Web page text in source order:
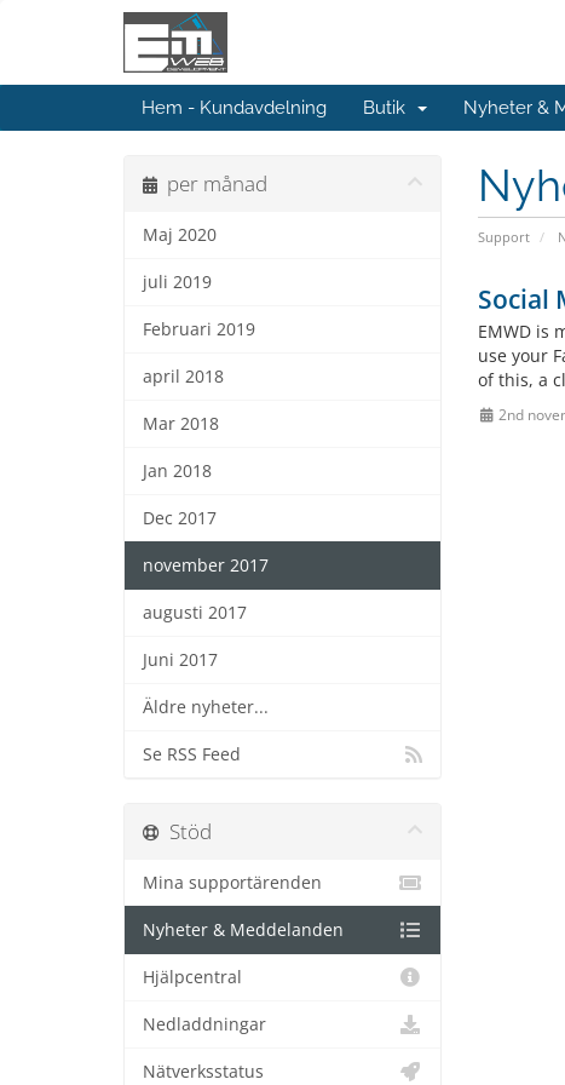
Hem - Kundavdelning Butik Nyheter &
Support
per månad
Maj 2020
juli 2019
Februari 2019
april 2018
Mar 2018
Jan 2018
Dec 2017
november 2017
augusti 2017
Juni 2017
Äldre nyheter...
Se RSS Feed
Social
EMWD is
use your
of this, a
2nd
Stöd
Mina supportärenden
Nyheter & Meddelanden
Hjälpcentral
Nedladdningar
Nätverksstatus